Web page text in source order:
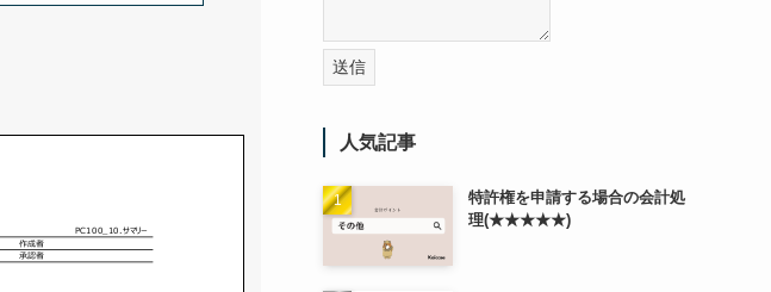
送信
人気記事
特許権を申請する場合の会計処
理(★★★★★)